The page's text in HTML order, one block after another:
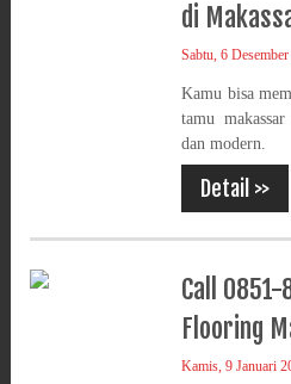
di
Sabtu, 6
Kamu bisa
tamu
dan modern.
Detail >>
Call
Flooring
Kamis, 9 Januari